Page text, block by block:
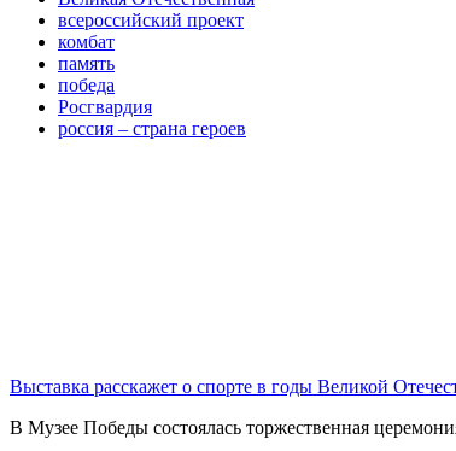
всероссийский проект
комбат
память
победа
Росгвардия
россия – страна героев
Выставка расскажет о спорте в годы Великой
В Музее Победы состоялась торжественная